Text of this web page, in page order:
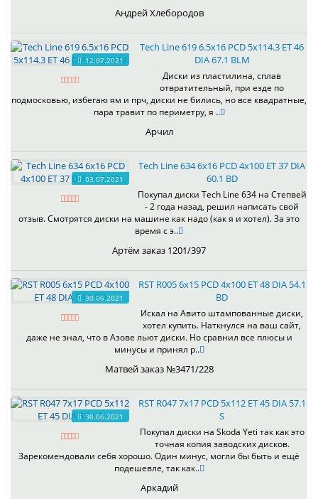
Андрей Хлебородов
12.07.2021
Tech Line 619 6.5x16 PCD 5x114.3 ET 46
DIA 67.1 BLM
Диски из пластилина, сплав
отвратительный, при езде по
подмосковью, избегаю ям и прч, диски не бились, но все квадратные,
пара травит по периметру, я ..
Арчил
03.07.2021
Tech Line 634 6x16 PCD 4x100 ET 37 DIA
60.1 BD
Покупал диски Tech Line 634 на Степвей
- 2 года назад, решил написать свой
отзыв. Смотрятся диски на машине как надо (как я и хотел). За это
время с э..
Артём заказ 1201/397
30.06.2021
RST R005 6x15 PCD 4x100 ET 48 DIA 54.1
BD
Искал на Авито штампованные диски,
хотел купить. Наткнулся на ваш сайт,
даже не знал, что в Азове льют диски. Но сравнил все плюсы и
минусы и принял р..
Матвей заказ №3471/228
30.06.2021
RST R047 7x17 PCD 5x112 ET 45 DIA 57.1
S
Покупал диски на Skoda Yeti так как это
точная копия заводских дисков.
Зарекомендовали себя хорошо. Один минус, могли бы быть и ещё
подешевле, так как..
Аркадий